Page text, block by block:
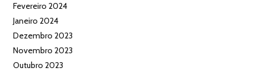
Fevereiro 2024
Janeiro 2024
Dezembro 2023
Novembro 2023
Outubro 2023